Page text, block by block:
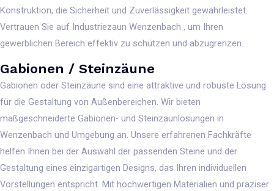
Konstruktion, die Sicherheit und Zuverlässigkeit gewährleistet.
Vertrauen Sie auf Industriezaun Wenzenbach , um Ihren
gewerblichen Bereich effektiv zu schützen und abzugrenzen.
Gabionen / Steinzäune
Gabionen oder Steinzäune sind eine attraktive und robuste Lösung
für die Gestaltung von Außenbereichen. Wir bieten
maßgeschneiderte Gabionen- und Steinzaunlösungen in
Wenzenbach und Umgebung an. Unsere erfahrenen Fachkräfte
helfen Ihnen bei der Auswahl der passenden Steine und der
Gestaltung eines einzigartigen Designs, das Ihren individuellen
Vorstellungen entspricht. Mit hochwertigen Materialien und präziser